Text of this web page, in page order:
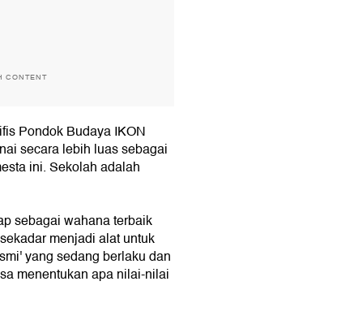
CONTENT
Pondok Budaya IKON
secara lebih luas sebagai
ini. Sekolah adalah
sebagai wahana terbaik
menjadi alat untuk
yang sedang berlaku dan
menentukan apa nilai-nilai